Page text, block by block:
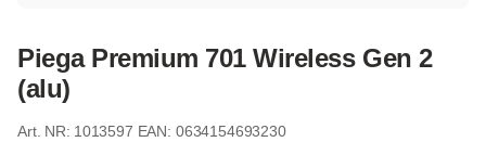
Piega Premium 701 Wireless Gen 2
(alu)
1013597 EAN: 0634154693230